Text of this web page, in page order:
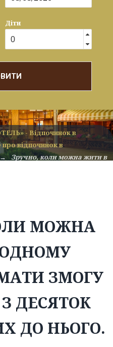
Діти
- Відпочинок в
про відпочинок в
Зручно, коли можна жити в
МОЖНА
ЗМОГУ
ДЕСЯТОК
ДО НЬОГО.